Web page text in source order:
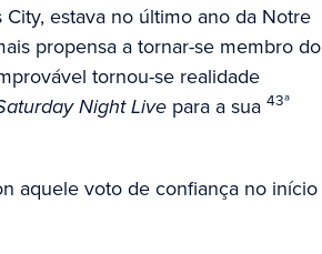
estava no último ano da Notre
propensa a tornar-se membro do
tornou-se realidade
Night Live para a sua 43ª
aquele voto de confiança no início